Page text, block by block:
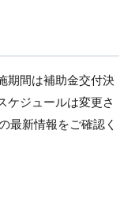
期間は補助金交付決
ケジュールは変更さ
最新情報をご確認く